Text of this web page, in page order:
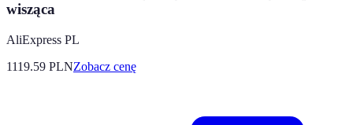
wisząca
AliExpress PL
1119.59 PLNZobacz cenę